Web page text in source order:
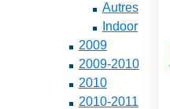
Autres
Indoor
2009
2009-2010
2010
2010-2011